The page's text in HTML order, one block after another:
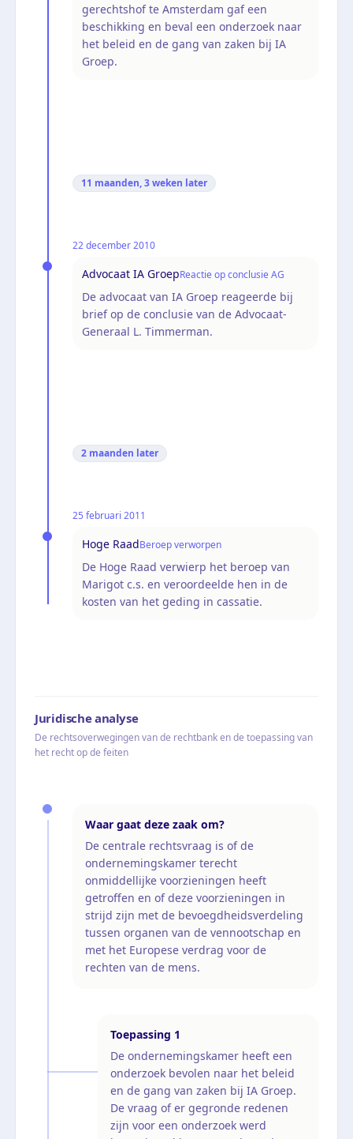
gerechtshof te Amsterdam gaf een
beschikking en beval een onderzoek naar
het beleid en de gang van zaken bij IA
Groep.
11 maanden, 3 weken later
22 december 2010
Advocaat IA GroepReactie op conclusie AG
De advocaat van IA Groep reageerde bij
brief op de conclusie van de Advocaat-
Generaal L. Timmerman.
2 maanden later
25 februari 2011
Hoge RaadBeroep verworpen
De Hoge Raad verwierp het beroep van
Marigot c.s. en veroordeelde hen in de
kosten van het geding in cassatie.
Juridische analyse
De rechtsoverwegingen van de rechtbank en de toepassing van
het recht op de feiten
Waar gaat deze zaak om?
De centrale rechtsvraag is of de
ondernemingskamer terecht
onmiddellijke voorzieningen heeft
getroffen en of deze voorzieningen in
strijd zijn met de bevoegdheidsverdeling
tussen organen van de vennootschap en
met het Europese verdrag voor de
rechten van de mens.
Toepassing 1
De ondernemingskamer heeft een
onderzoek bevolen naar het beleid
en de gang van zaken bij IA Groep.
De vraag of er gegronde redenen
zijn voor een onderzoek werd